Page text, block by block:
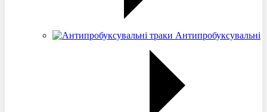
Антипробуксувальні